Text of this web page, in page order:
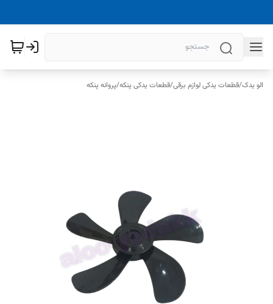
الو یدک/قطعات یدکی لوازم برقی/قطعات یدکی پنکه/پروانه پنکه